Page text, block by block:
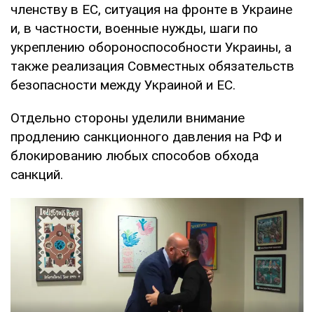
членству в ЕС, ситуация на фронте в Украине
и, в частности, военные нужды, шаги по
укреплению обороноспособности Украины, а
также реализация Совместных обязательств
безопасности между Украиной и ЕС.
Отдельно стороны уделили внимание
продлению санкционного давления на РФ и
блокированию любых способов обхода
санкций.